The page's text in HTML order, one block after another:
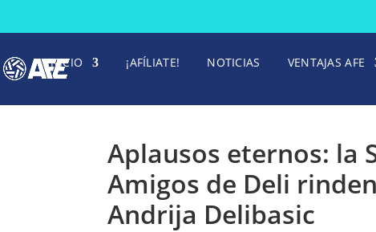
INICIO ¡AFÍLIATE! NOTICIAS VENTAJAS AFE
Aplausos eternos: la
Amigos de Deli
Andrija Delibasic